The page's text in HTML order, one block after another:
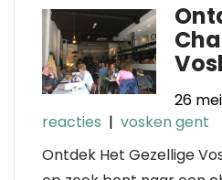
26
reacties | vosken gent
Ontdek Het Gezellige